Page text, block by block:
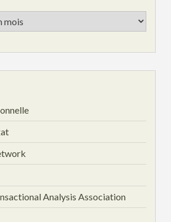
Analysis Association